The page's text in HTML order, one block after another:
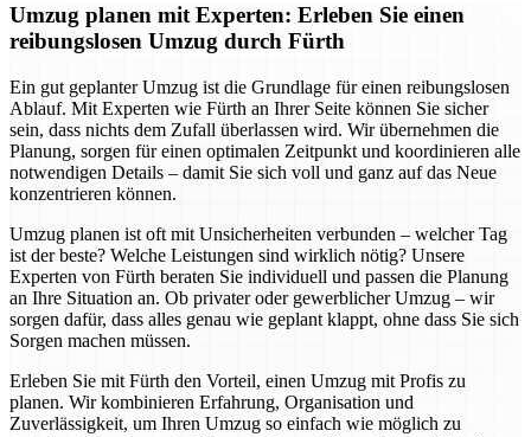
Umzug planen mit Experten: Erleben Sie einen
reibungslosen Umzug durch Fürth
Ein gut geplanter Umzug ist die Grundlage für einen reibungslosen
Ablauf. Mit Experten wie Fürth an Ihrer Seite können Sie sicher
sein, dass nichts dem Zufall überlassen wird. Wir übernehmen die
Planung, sorgen für einen optimalen Zeitpunkt und koordinieren alle
notwendigen Details – damit Sie sich voll und ganz auf das Neue
konzentrieren können.
Umzug planen ist oft mit Unsicherheiten verbunden – welcher Tag
ist der beste? Welche Leistungen sind wirklich nötig? Unsere
Experten von Fürth beraten Sie individuell und passen die Planung
an Ihre Situation an. Ob privater oder gewerblicher Umzug – wir
sorgen dafür, dass alles genau wie geplant klappt, ohne dass Sie sich
Sorgen machen müssen.
Erleben Sie mit Fürth den Vorteil, einen Umzug mit Profis zu
planen. Wir kombinieren Erfahrung, Organisation und
Zuverlässigkeit, um Ihren Umzug so einfach wie möglich zu